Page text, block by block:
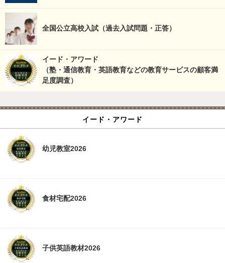
全国公立高校入試（過去入試問題・正答）
イード・アワード
（塾・通信教育・英語教育などの教育サービスの顧客満
足度調査）
イード・アワード
幼児教室2026
食材宅配2026
子供英語教材2026